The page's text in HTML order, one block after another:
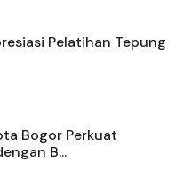
Pelatihan Tepung
Bogor Perkuat
B...